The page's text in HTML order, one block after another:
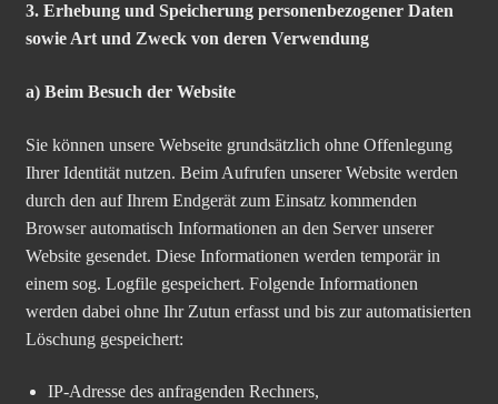
3. Erhebung und Speicherung personenbezogener Daten
sowie Art und Zweck von deren Verwendung
a) Beim Besuch der Website
Sie können unsere Webseite grundsätzlich ohne Offenlegung
Ihrer Identität nutzen. Beim Aufrufen unserer Website werden
durch den auf Ihrem Endgerät zum Einsatz kommenden
Browser automatisch Informationen an den Server unserer
Website gesendet. Diese Informationen werden temporär in
einem sog. Logfile gespeichert. Folgende Informationen
werden dabei ohne Ihr Zutun erfasst und bis zur automatisierten
Löschung gespeichert:
IP-Adresse des anfragenden Rechners,